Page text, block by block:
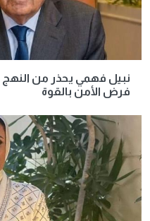
نبيل فهمي يحذر من النهج
فرض الأمن بالقوة